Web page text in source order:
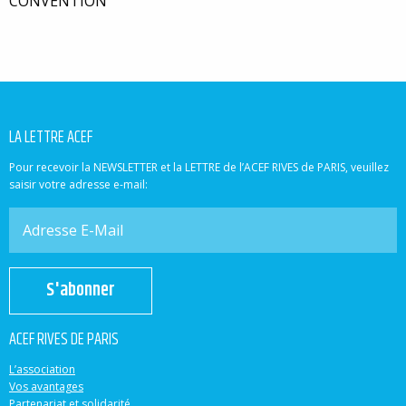
LA LETTRE ACEF
Pour recevoir la NEWSLETTER et la LETTRE de l’ACEF RIVES de PARIS, veuillez
saisir votre adresse e-mail:
S'abonner
ACEF RIVES DE PARIS
L’association
Vos avantages